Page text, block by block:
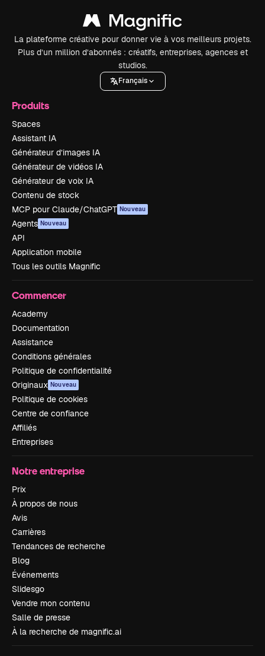
La plateforme créative pour donner vie à vos meilleurs projets.
Plus d’un million d’abonnés : créatifs, entreprises, agences et
studios.
Français
Produits
Spaces
Assistant IA
Générateur d’images IA
Générateur de vidéos IA
Générateur de voix IA
Contenu de stock
MCP pour Claude/ChatGPT Nouveau
Agents Nouveau
API
Application mobile
Tous les outils Magnific
Commencer
Academy
Documentation
Assistance
Conditions générales
Politique de confidentialité
Originaux Nouveau
Politique de cookies
Centre de confiance
Affiliés
Entreprises
Notre entreprise
Prix
À propos de nous
Avis
Carrières
Tendances de recherche
Blog
Événements
Slidesgo
Vendre mon contenu
Salle de presse
À la recherche de magnific.ai